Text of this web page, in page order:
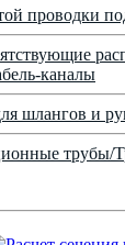
проводки
каналы
шлангов и
трубы/